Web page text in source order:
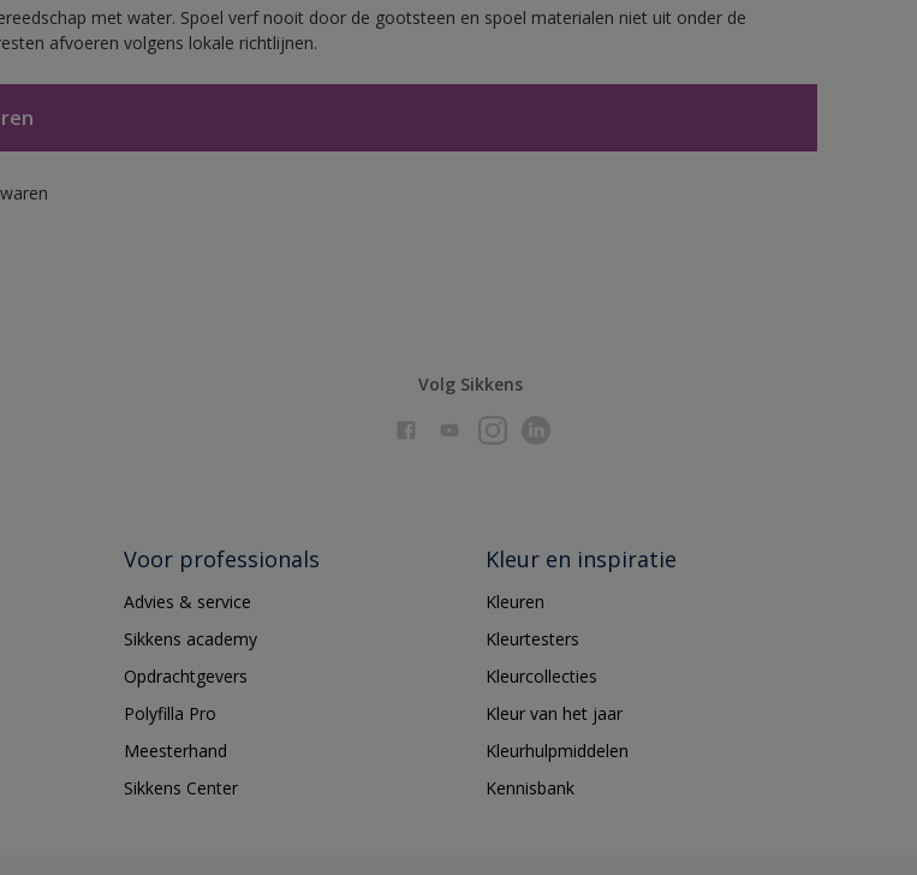
met water. Spoel verf nooit door de gootsteen en spoel materialen niet uit onder de
afvoeren volgens lokale richtlijnen.
Volg Sikkens
Voor professionals
Advies & service
Sikkens academy
Opdrachtgevers
Polyfilla Pro
Meesterhand
Sikkens Center
Kleur en inspiratie
Kleuren
Kleurtesters
Kleurcollecties
Kleur van het jaar
Kleurhulpmiddelen
Kennisbank